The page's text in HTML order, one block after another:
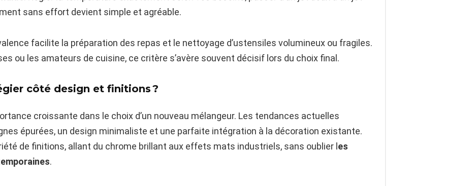
sans effort devient simple et agréable.
facilite la préparation des repas et le nettoyage d’ustensiles volumineux ou fragiles.
ou les amateurs de cuisine, ce critère s’avère souvent décisif lors du choix final.
côté design et finitions ?
croissante dans le choix d’un nouveau mélangeur. Les tendances actuelles
épurées, un design minimaliste et une parfaite intégration à la décoration existante.
de finitions, allant du chrome brillant aux effets mats industriels, sans oublier les
.